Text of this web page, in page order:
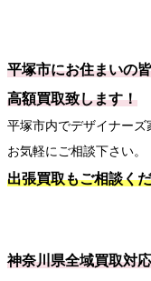
平塚市にお住まいの
高額買取致します！
平塚市内でデザイナー
お気軽にご相談下さい。
出張買取もご相談く
神奈川県全域買取対